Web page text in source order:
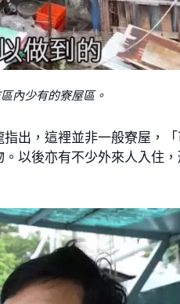
內少有的寮屋區。
出，這裡並非一般寮屋，
以後亦有不少外來人入住